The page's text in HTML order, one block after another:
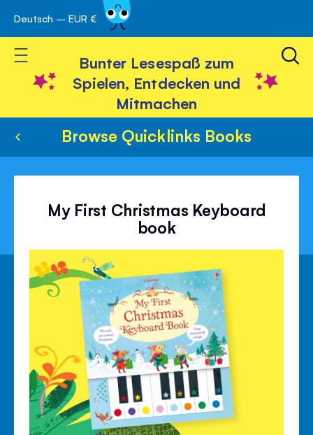
Skip
to
Content
Deutsch – EUR €
Toggle Nav
Bunter Lesespaß zum
Spielen, Entdecken und
Mitmachen
Browse Quicklinks Books
My First Christmas Keyboard
book